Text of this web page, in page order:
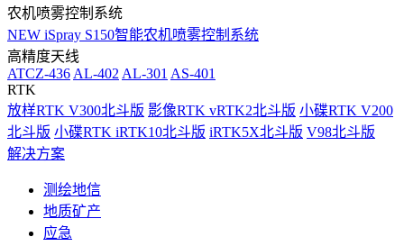
农机喷雾控制系统
NEW iSpray S150智能农机喷雾控制系统
高精度天线
ATCZ-436 AL-402 AL-301 AS-401
RTK
放样RTK V300北斗版 影像RTK vRTK2北斗版 小碟RTK V200
北斗版 小碟RTK iRTK10北斗版 iRTK5X北斗版 V98北斗版
解决方案
测绘地信
地质矿产
应急